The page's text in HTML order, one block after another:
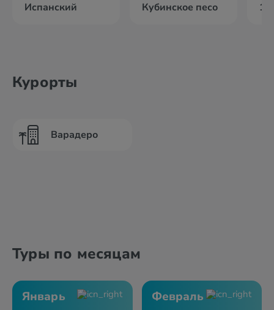
Испанский Кубинское песо
Курорты
Варадеро
Туры по месяцам
Январь Февраль